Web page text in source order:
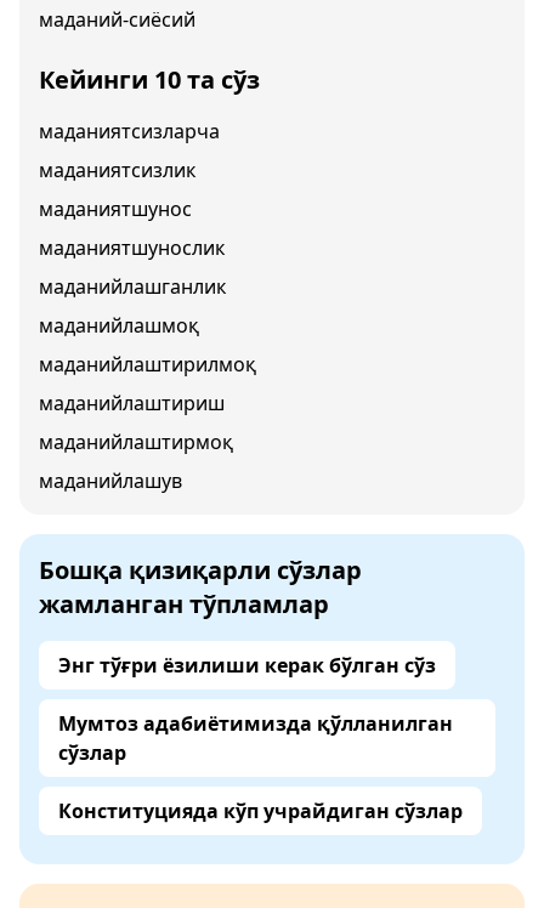
маданий-сиёсий
Кейинги 10 та сўз
маданиятсизларча
маданиятсизлик
маданиятшунос
маданиятшунослик
маданийлашганлик
маданийлашмоқ
маданийлаштирилмоқ
маданийлаштириш
маданийлаштирмоқ
маданийлашув
Бошқа қизиқарли сўзлар
жамланган тўпламлар
Энг тўғри ёзилиши керак бўлган сўз
Мумтоз адабиётимизда қўлланилган
сўзлар
Конституцияда кўп учрайдиган сўзлар